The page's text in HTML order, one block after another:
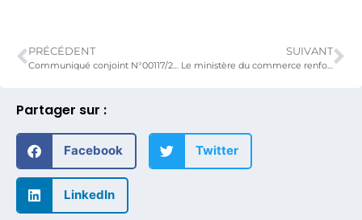
Partager sur :
Facebook Twitter
LinkedIn
PRÉCÉDENT
Communiqué conjoint N°00117/25/PC/MPD/MEVS/MATGLAC/MEVSCCQ relatif à l’enquête permanente sur le commerce international des services 2025 (EPCIS 2025)
SUIVANT
Le ministère du commerce renforce le contrôle des produits sur le marché